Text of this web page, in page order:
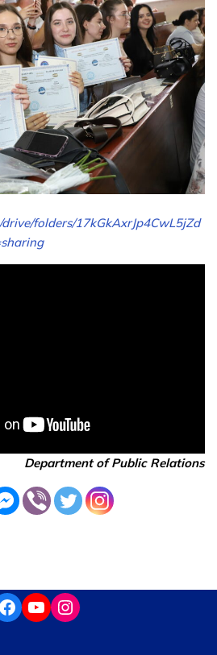
folders/17kGkAxrJp4CwL5jZd
Department of Public Relations